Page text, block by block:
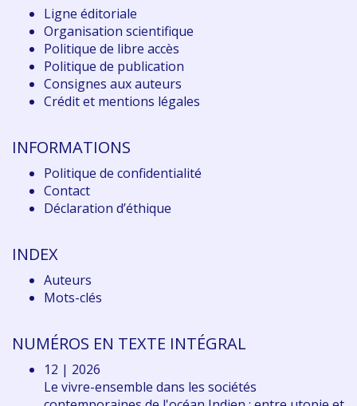
Ligne éditoriale
Organisation scientifique
Politique de libre accès
Politique de publication
Consignes aux auteurs
Crédit et mentions légales
INFORMATIONS
Politique de confidentialité
Contact
Déclaration d’éthique
INDEX
Auteurs
Mots-clés
NUMÉROS EN TEXTE INTÉGRAL
12 | 2026
Le vivre-ensemble dans les sociétés